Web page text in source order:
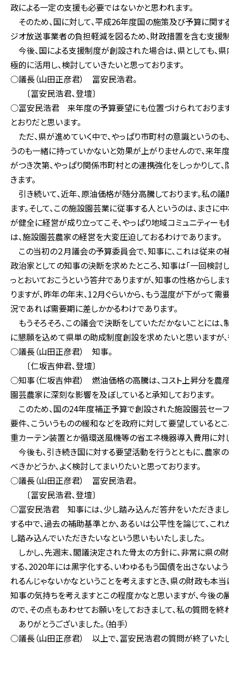
政による一定の支援も必要ではないかと思われます。
そのため、国に対して、平成26年度国の施策及び予算に関
ジオ放送事業者の負担軽減を図るため、財政措置を含む支援
今後、国による支援制度が創設された場合は、県としても
極的に活用し、検討していきたいと思っております。
○議長（山田正彦君） 冨安民浩君。
〔冨安民浩君、登壇〕
○冨安民浩君 来年度の予算要望にも位置づけられております
とおりだと思います。
ただ、県が進めていく中で、やっぱり市町村の意識というの
うのも一緒に持っていかないと効果が上がりませんので、来年
がつき次第、やっぱり関係市町村との連携強化をしっかりし
きます。
引き続いて、近年、原油価格が随分高騰しております。私の
ます。そして、この施設園芸業に従事する人というのは、まさ
が健全に経営が成り立ってこそ、やっぱり地域コミュニティー
は、施設園芸農家の経営を大変圧迫しておるわけであります。
この当初の２月議会の予算委員会で、知事に、これは従来
政治家としての知事の決断を求めたところ、知事は「一回検討
っとおいておこうという答弁でありますが、知事の性格からし
りますが、昨年の年末、12月ぐらいから、もう温度が下がって
況であれば需要期に差しかかるわけであります。
もうそろそろ、この議会で決断をしていただかないことには
に懇願を込めて県単の助成制度創設を求めたいと思いますが
○議長（山田正彦君） 知事。
〔仁坂吉伸君、登壇〕
○知事（仁坂吉伸君） 燃油価格の高騰は、コスト上昇分を
園芸農家に深刻な影響を及ぼしていると承知しております。
このため、国の24年度補正予算で創設された施設園芸セー
要件、こういうものの緩和などを政府に対して要望していると
重カーテン装置とか循環送風機等の省エネ機器導入費用に対し
今後も、引き続き国に対する要望活動を行うとともに、農家
べきかどうか、よく検討してまいりたいと思っております。
○議長（山田正彦君） 冨安民浩君。
〔冨安民浩君、登壇〕
○冨安民浩君 知事には、少し踏み込んだ答弁をいただきまし
する中で、過去の補助基準とか、あるいは公平性を論じて、こ
し踏み込んでいただきたいなという思いもいたしました。
しかし、先週末、閣議決定された骨太の方針に、非常に県の
する、2020年には黒字化する、いわゆるもう国債を出さないよ
れるんじゃないかなということを考えますとき、県の財政も本
知事の気持ちを考えますとこの程度かなと思いますが、今後
ので、その点もあわせてお願いをしておきまして、私の質問を終
ありがとうございました。（拍手）
○議長（山田正彦君） 以上で、冨安民浩君の質問が終了いた